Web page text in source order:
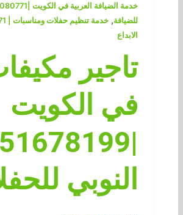
للضيافة,
الابداع
تاجير
في الكويت
النوبي